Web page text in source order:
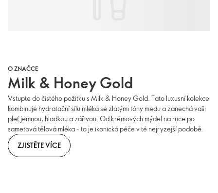
O ZNAČCE
Milk & Honey Gold
Vstupte do čistého požitku s Milk & Honey Gold. Tato luxusní kolekce
kombinuje hydratační sílu mléka se zlatými tóny medu a zanechá vaši
pleť jemnou, hladkou a zářivou. Od krémových mýdel na ruce po
sametová tělová mléka - to je ikonická péče v té nejryzejší podobě.
ZJISTĚTE VÍCE